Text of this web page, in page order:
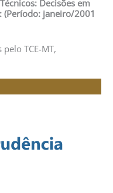
Decisões em
(Período: janeiro/2001
TCE-MT,